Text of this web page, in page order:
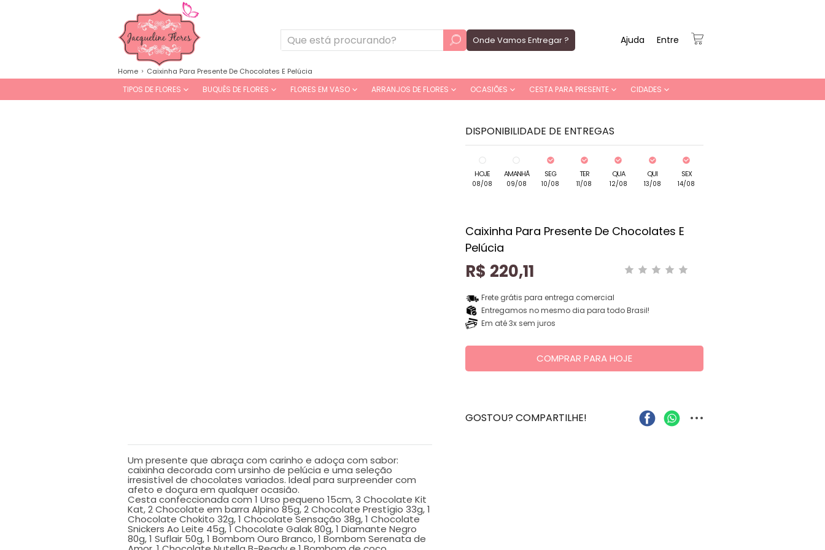
Onde Vamos Entregar ? Entre
Ajuda
TIPOS DE FLORES BUQUÊS DE FLORES FLORES EM VASO ARRANJOS DE FLORES OCASIÕES CESTA PARA PRESENTE CIDADES
Home Caixinha Para Presente De Chocolates E Pelúcia
Um presente que abraça com carinho e adoça com sabor:
caixinha decorada com ursinho de pelúcia e uma seleção
irresistível de chocolates variados. Ideal para surpreender com
afeto e doçura em qualquer ocasião.
Cesta confeccionada com 1 Urso pequeno 15cm, 3 Chocolate Kit
Kat, 2 Chocolate em barra Alpino 85g, 2 Chocolate Prestígio 33g, 1
Chocolate Chokito 32g, 1 Chocolate Sensação 38g, 1 Chocolate
Snickers Ao Leite 45g, 1 Chocolate Galak 80g, 1 Diamante Negro
80g, 1 Suflair 50g, 1 Bombom Ouro Branco, 1 Bombom Serenata de
DISPONIBILIDADE DE ENTREGAS
HOJE
08/08
AMANHÃ
09/08
SEG
10/08
TER
11/08
QUA
12/08
QUI
13/08
SEX
14/08
Caixinha Para Presente De Chocolates E
Pelúcia
R$ 220,11
Frete grátis para entrega comercial
Entregamos no mesmo dia para todo Brasil!
Em até 3x sem juros
COMPRAR PARA HOJE
GOSTOU? COMPARTILHE! ...